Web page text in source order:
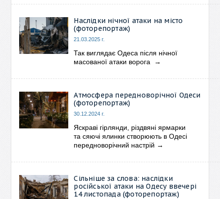
Наслідки нічної атаки на місто
(фоторепортаж)
21.03.2025 г.
Так виглядає Одеса після нічної
масованої атаки ворога
→
Атмосфера передноворічної Одеси
(фоторепортаж)
30.12.2024 г.
Яскраві гірлянди, різдвяні ярмарки
та сяючі ялинки створюють в Одесі
передноворічний настрій →
Сільніше за слова: наслідки
російської атаки на Одесу ввечері
14 листопада (фоторепортаж)